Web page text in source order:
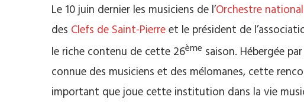
Le 10 juin dernier les musiciens de l’Orchestre
des Clefs de Saint-Pierreet le président de
le riche contenu de cette 26ème saison. Hébergée
connue des musiciens et des mélomanes, cette
important que joue cette institution dans la vie